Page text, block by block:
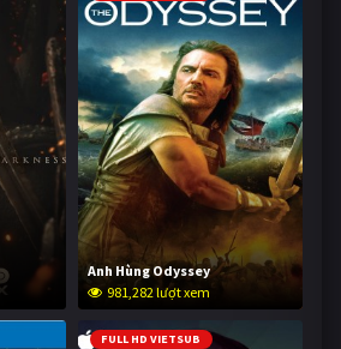
Anh Hùng Odyssey
981,282 lượt xem
FULL HD VIETSUB